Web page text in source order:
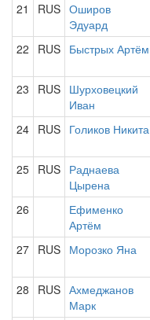
21 RUS Оширов
Эдуард
22 RUS Быстрых Артём
23 RUS Шурховецкий
Иван
24 RUS Голиков Никита
25 RUS Раднаева
Цырена
26
Ефименко
Артём
27 RUS Морозко Яна
28 RUS Ахмеджанов
Марк